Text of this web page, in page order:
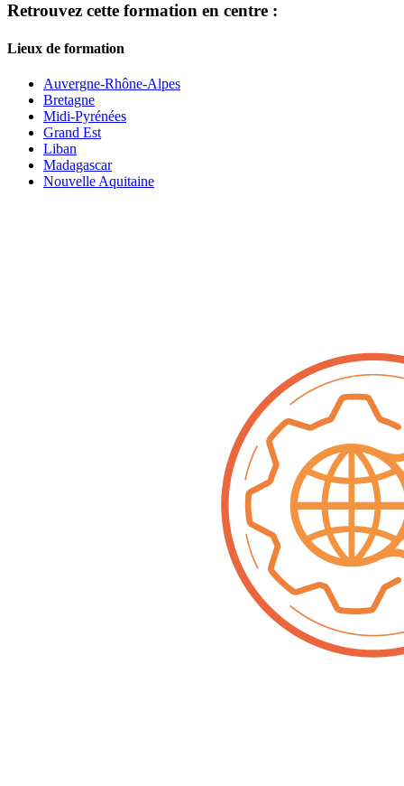
Retrouvez cette formation en centre :
Lieux de formation
Auvergne-Rhône-Alpes
Bretagne
Midi-Pyrénées
Grand Est
Liban
Madagascar
Nouvelle Aquitaine